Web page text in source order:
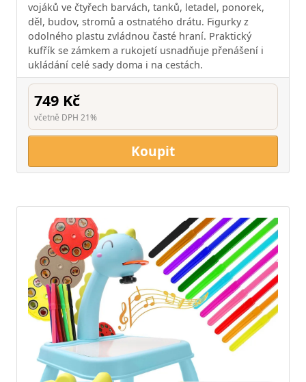
vojáků ve čtyřech barvách, tanků, letadel, ponorek,
děl, budov, stromů a ostnatého drátu. Figurky z
odolného plastu zvládnou časté hraní. Praktický
kufřík se zámkem a rukojetí usnadňuje přenášení i
ukládání celé sady doma i na cestách.
749 Kč
včetně DPH 21%
Koupit